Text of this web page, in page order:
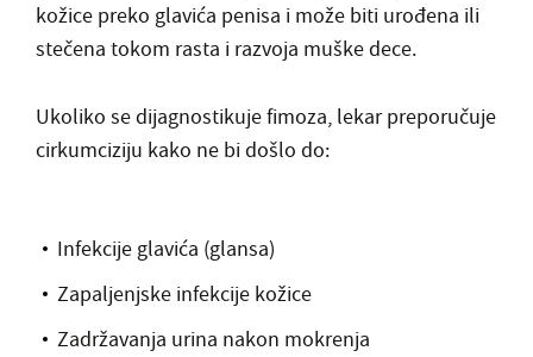
kožice preko glavića penisa i može biti urođena ili
stečena tokom rasta i razvoja muške dece.
Ukoliko se dijagnostikuje fimoza, lekar preporučuje
cirkumciziju kako ne bi došlo do:
Infekcije glavića (glansa)
Zapaljenjske infekcije kožice
Zadržavanja urina nakon mokrenja